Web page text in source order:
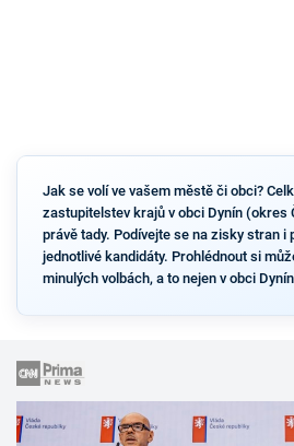
Jak se volí ve vašem městě či obci?
zastupitelstev krajů v obci Dynín (okres
právě tady. Podívejte se na zisky stran i
jednotlivé kandidáty. Prohlédnout si
minulých volbách, a to nejen v obci